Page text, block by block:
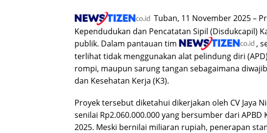
Tuban, 11 November 2025 –
Kependudukan dan Pencatatan Sipil (Disdukcapil)
publik. Dalam pantauan tim
,
terlihat tidak menggunakan alat pelindung diri
rompi, maupun sarung tangan sebagaimana
dan Kesehatan Kerja (K3).
Proyek tersebut diketahui dikerjakan oleh CV Jaya
senilai Rp2.060.000.000 yang bersumber dari
2025. Meski bernilai miliaran rupiah, penerapan